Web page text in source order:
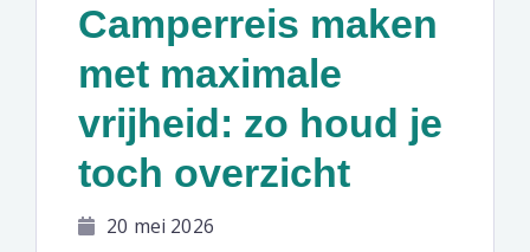
Camperreis maken
met maximale
vrijheid: zo houd je
toch overzicht
20 mei 2026